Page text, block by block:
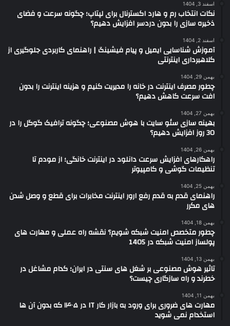
اسفند 3, 1404
نکات انتخاب رم و هارد اکسترنال برای لپتاپ؛ چگونه سرعت و فضای
ذخیره سازی را بدون دردسر افزایش دهیم؟
اسفند 2, 1404
آموزش شناسایی ایمیل و پیام فیشینگ | راهنمای کاربردی جلوگیری از
کلاهبرداری اینترنتی
بهمن 29, 1404
چطور مصرف اینترنت در خانه را مدیریت کنیم و هزینه اینترنت را بدون
افت سرعت کاهش دهیم؟
بهمن 27, 1404
بهینه سازی سئو سایت با هوش مصنوعی؛ چگونه ترافیک گوگل را در
30 روز افزایش دهیم؟
بهمن 26, 1404
راهکارهای افزایش سرعت دانلود در اینترنت خانگی؛ از مودم تا
تنظیمات گوشی و کامپیوتر
بهمن 25, 1404
راهنمای قدم به قدم رفع ارور اینترنت مخابرات برای قطع و وصل شدن
های مکرر
بهمن 18, 1404
چطور متخصص امنیت شبکه شویم؟ نقشه راه عملی و مهارت های
پولساز امنیت شبکه در 1405
بهمن 13, 1404
تاثیر هوش مصنوعی بر شغل های سنتی در ایران؛ کدام مشاغل در
خطرند و راه سازگاری چیست؟
بهمن 11, 1404
مهارت های ضروری برای ورود به بازار کار IT در ۱۴۰۵ که بدون آن ها
استخدام نمی شوید